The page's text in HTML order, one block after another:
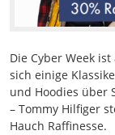
Die Cyber Week
sich einige
und Hoodies über
– Tommy Hilfiger
Hauch Raffinesse.